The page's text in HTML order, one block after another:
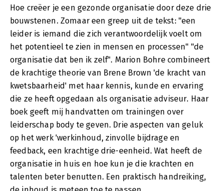
Hoe creëer je een gezonde organisatie door deze drie
bouwstenen. Zomaar een greep uit de tekst: "een
leider is iemand die zich verantwoordelijk voelt om
het potentieel te zien in mensen en processen" "de
organisatie dat ben ik zelf". Marion Bohre combineert
de krachtige theorie van Brene Brown 'de kracht van
kwetsbaarheid' met haar kennis, kunde en ervaring
die ze heeft opgedaan als organisatie adviseur. Haar
boek geeft mij handvatten om trainingen over
leiderschap body te geven. Drie aspecten van geluk
op het werk 'werkinhoud, zinvolle bijdrage en
feedback, een krachtige drie-eenheid. Wat heeft de
organisatie in huis en hoe kun je die krachten en
talenten beter benutten. Een praktisch handreiking,